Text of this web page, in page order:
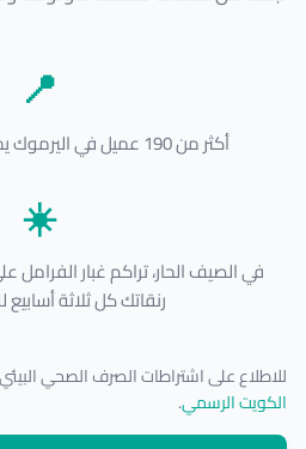
📍
أكثر من 190 عميل في اليرموك يختارون خدمتنا كل شهر
☀️
في الصيف الحار، تراكم غبار الفرامل
رنقاتك كل ثلاثة
للاطلاع على اشتراطات الصرف الصحي
الكويت الرسمي.